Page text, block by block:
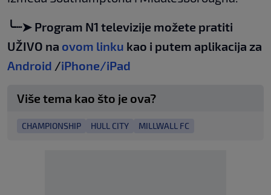
╰┈➤ Program N1 televizije možete pratiti
UŽIVO na ovom linku kao i putem aplikacija za
Android /iPhone/iPad
Više tema kao što je ova?
CHAMPIONSHIP HULL CITY MILLWALL FC